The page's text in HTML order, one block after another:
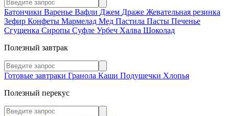
Батончики Варенье Вафли Джем Драже Жевательная резинка
Зефир Конфеты Мармелад Мед Пастила Пасты Печенье
Сгущенка Сиропы Суфле Урбеч Халва Шоколад
Полезный завтрак
Готовые завтраки Гранола Каши Подушечки Хлопья
Полезный перекус